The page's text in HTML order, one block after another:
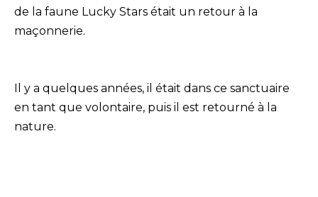
de la faune Lucky Stars était un retour à la
maçonnerie.
Il y a quelques années, il était dans ce sanctuaire
en tant que volontaire, puis il est retourné à la
nature.